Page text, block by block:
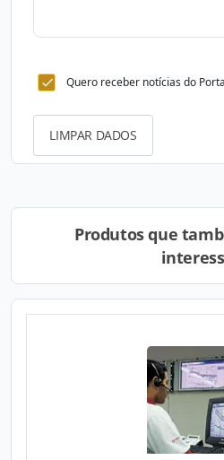
Quero receber notícias do
LIMPAR DADOS
Produtos que